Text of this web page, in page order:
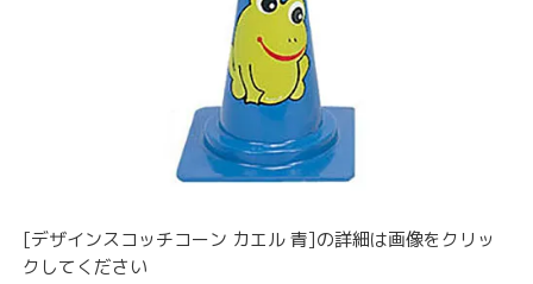
[デザインスコッチコーン カエル 青]の詳細は画像をクリッ
クしてください